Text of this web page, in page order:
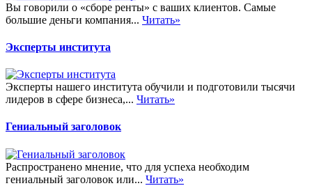
Вы говорили о «сборе ренты» с ваших клиентов. Самые
большие деньги компания... Читать»
Эксперты института
Эксперты нашего института обучили и подготовили тысячи
лидеров в сфере бизнеса,... Читать»
Гениальный заголовок
Распространено мнение, что для успеха необходим
гениальный заголовок или... Читать»